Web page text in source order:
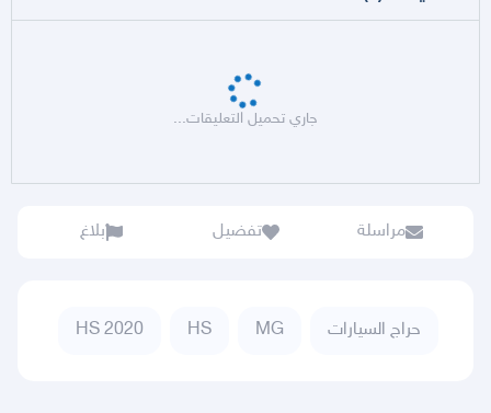
جاري تحميل التعليقات...
مراسلة تفضيل بلاغ
حراج السيارات MG
HS
HS 2020